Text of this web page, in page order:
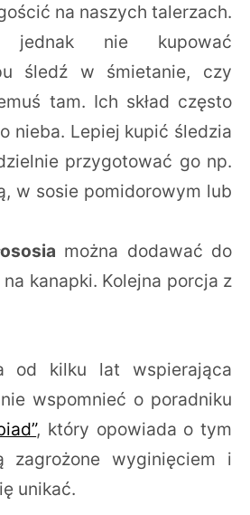
na naszych talerzach.
jednak nie kupować
śledź w śmietanie, czy
tam. Ich skład często
nieba. Lepiej kupić śledzia
przygotować go np.
w sosie pomidorowym lub
można dodawać do
na kanapki. Kolejna porcja z
od kilku lat wspierająca
wspomnieć o poradniku
, który opowiada o tym
zagrożone wyginięciem i
unikać.